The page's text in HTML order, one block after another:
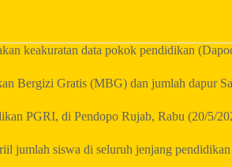
keakuratan data pokok pendidikan
Bergizi Gratis (MBG) dan jumlah dapur
PGRI, di Pendopo Rujab, Rabu (20/5/
jumlah siswa di seluruh jenjang pendidikan